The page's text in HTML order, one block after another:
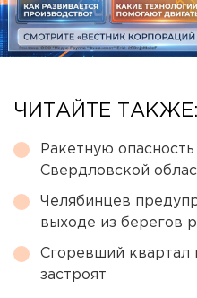
ЧИТАЙТЕ ТАКЖЕ:
Ракетную
Свердловской
Челябинцев
выходе из берегов
Сгоревший квартал
застроят